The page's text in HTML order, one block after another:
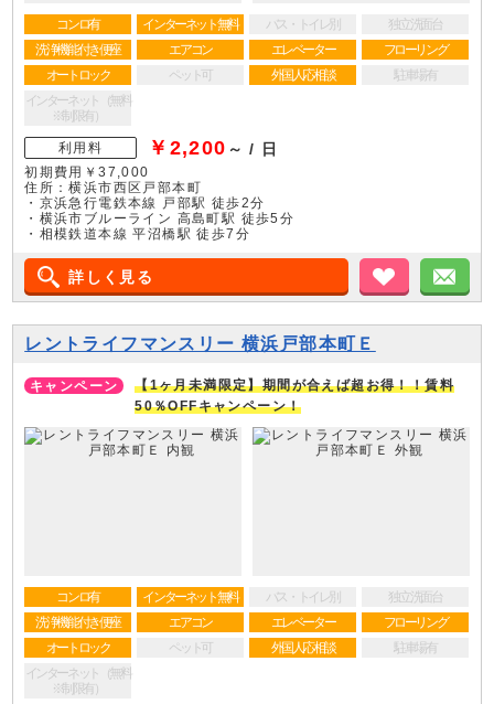
コンロ有 インターネット無料 バス・トイレ別
独立洗面台
洗浄機能付き便座
エアコン エレベーター
フローリング
オートロック
ペット可 外国人応相談
駐車場有
インターネット（無料
※制限有）
利用料 ￥2,200 ～ / 日
初期費用￥37,000
住所：横浜市西区戸部本町
・京浜急行電鉄本線 戸部駅 徒歩2分
・横浜市ブルーライン 高島町駅 徒歩5分
・相模鉄道本線 平沼橋駅 徒歩7分
詳しく見る お気に入
レントライフマンスリー 横浜戸部本町Ｅ
【1ヶ月未満限定】期間が合えば超お得！！賃料
50％OFFキャンペーン！
コンロ有 インターネット無料 バス・トイレ別
独立洗面台
洗浄機能付き便座
エアコン エレベーター
フローリング
オートロック
ペット可 外国人応相談
駐車場有
インターネット（無料
※制限有）